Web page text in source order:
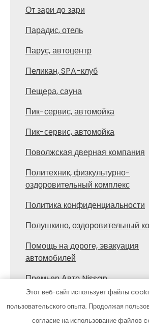
От зари до зари
Парадис, отель
Парус, автоцентр
Пеликан, SPA-клуб
Пещера, сауна
Пик-сервис, автомойка
Пик-сервис, автомойка
Поволжская дверная компания
Политехник, физкультурно-
оздоровительный комплекс
Политика конфиденциальности
Полушкино, оздоровительный
Помощь на дороге, эвакуация
автомобилей
Премьер Авто Nissan
Пункт выдачи Itd Textil
Этот веб-сайт использует файлы
пользовательского опыта. Продолжая
согласие на использование файлов